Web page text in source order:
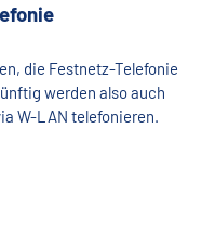
die Festnetz-Telefonie
werden also auch
W-LAN telefonieren.